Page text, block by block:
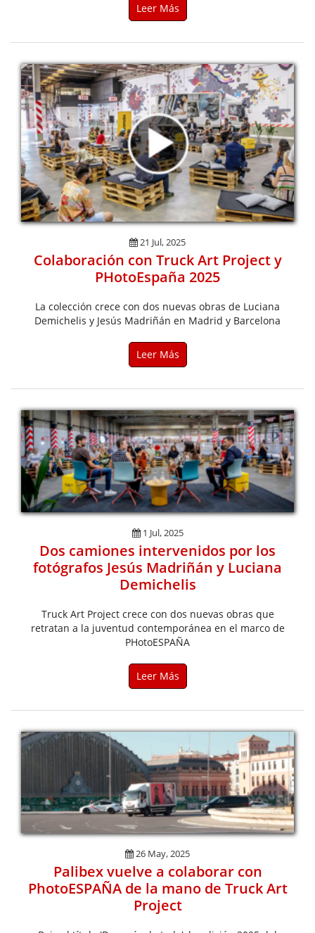
Leer Más
21 Jul, 2025
Colaboración con Truck Art Project y
PHotoEspaña 2025
La colección crece con dos nuevas obras de Luciana
Demichelis y Jesús Madriñán en Madrid y Barcelona
Leer Más
1 Jul, 2025
Dos camiones intervenidos por los
fotógrafos Jesús Madriñán y Luciana
Demichelis
Truck Art Project crece con dos nuevas obras que
retratan a la juventud contemporánea en el marco de
PHotoESPAÑA
Leer Más
26 May, 2025
Palibex vuelve a colaborar con
PhotoESPAÑA de la mano de Truck Art
Project